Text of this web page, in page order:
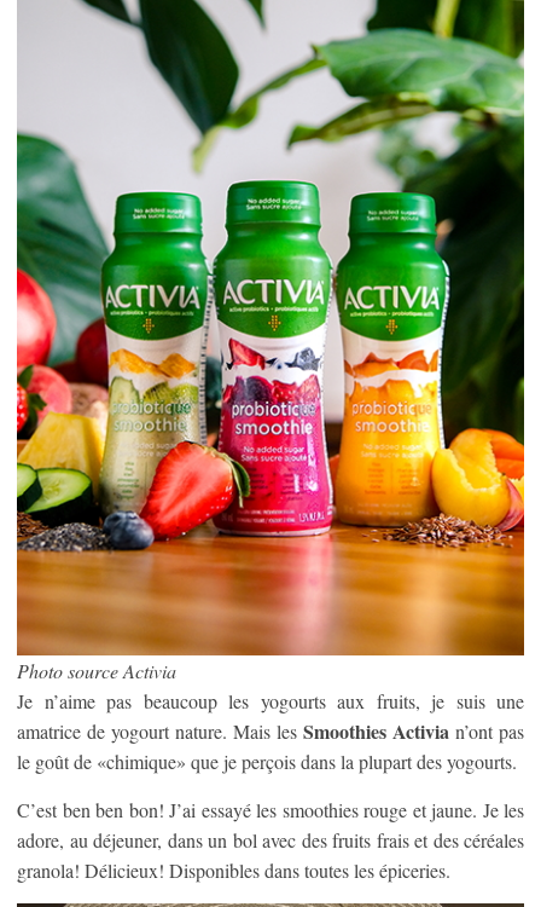
Photo source Activia
Je n’aime pas beaucoup les yogourts aux fruits, je suis une
amatrice de yogourt nature. Mais les Smoothies Activia n’ont pas
le goût de «chimique» que je perçois dans la plupart des yogourts.
C’est ben ben bon! J’ai essayé les smoothies rouge et jaune. Je les
adore, au déjeuner, dans un bol avec des fruits frais et des céréales
granola! Délicieux! Disponibles dans toutes les épiceries.